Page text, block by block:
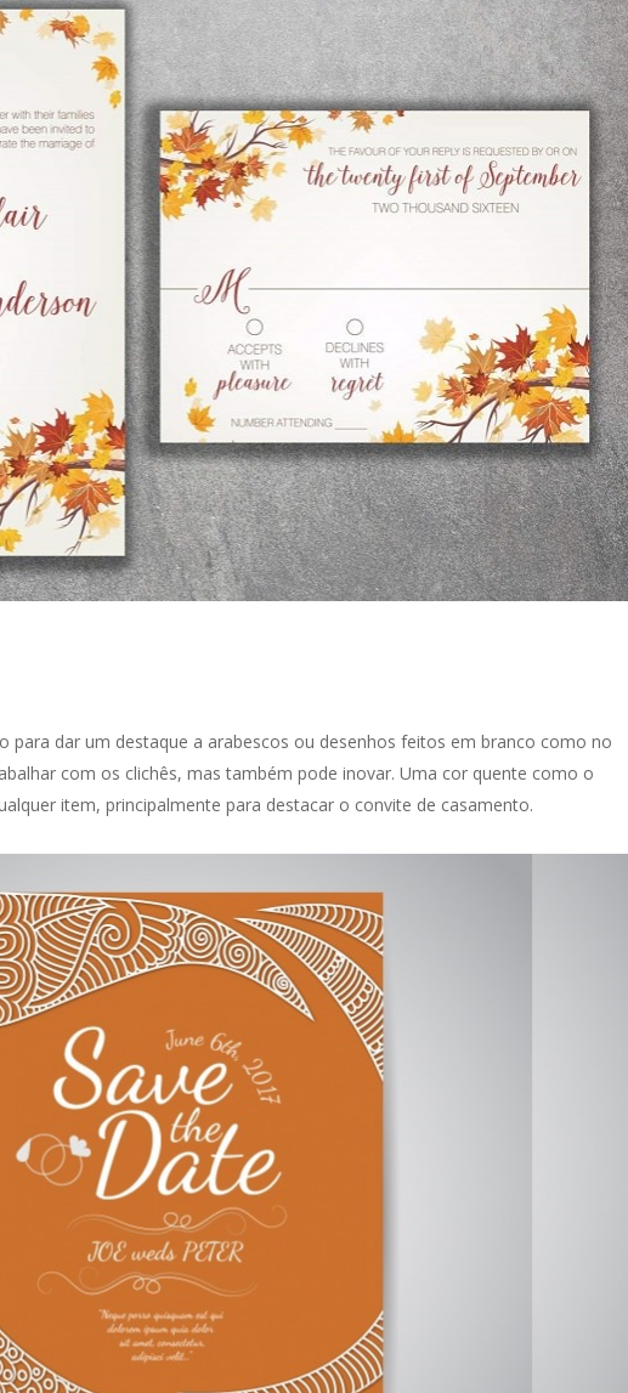
para dar um destaque a arabescos ou desenhos feitos em branco como no
com os clichês, mas também pode inovar. Uma cor quente como o
item, principalmente para destacar o convite de casamento.